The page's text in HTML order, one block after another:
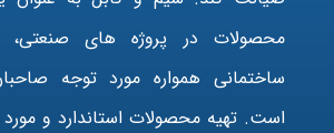
محصولات در پروژه های
ساختمانی همواره مورد توجه
است. تهیه محصولات استاندارد و مورد